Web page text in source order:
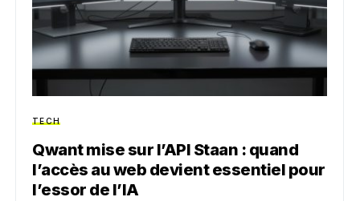
TECH
Qwant mise sur l’API Staan : quand
l’accès au web devient essentiel pour
l’essor de l’IA